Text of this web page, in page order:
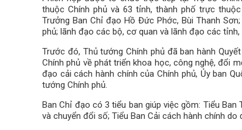
thuộc Chính phủ và 63 tỉnh, thành phố trực
Trưởng Ban Chỉ đạo Hồ Đức Phớc, Bùi Thanh
phủ; lãnh đạo các bộ, cơ quan và lãnh đạo các
Trước đó, Thủ tướng Chính phủ đã ban hành
Chính phủ về phát triển khoa học, công nghệ, đổi
đạo cải cách hành chính của Chính phủ, Ủy ban
tướng Chính phủ.
Ban Chỉ đạo có 3 tiểu ban giúp việc gồm: Tiểu
và chuyển đổi số; Tiểu Ban Cải cách hành chính